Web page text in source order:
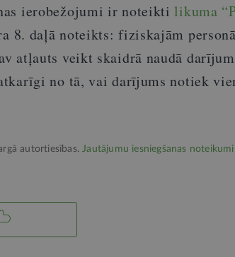
ierobežojumi ir noteikti likuma
8. daļā noteikts: fiziskajām
atļauts veikt skaidrā naudā
no tā, vai darījums notiek
autortiesības.Jautājumu iesniegšanas noteikumi